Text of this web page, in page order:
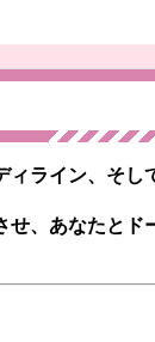
ライン、そし
、あなたとド